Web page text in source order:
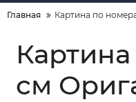
Главная Картина по
см